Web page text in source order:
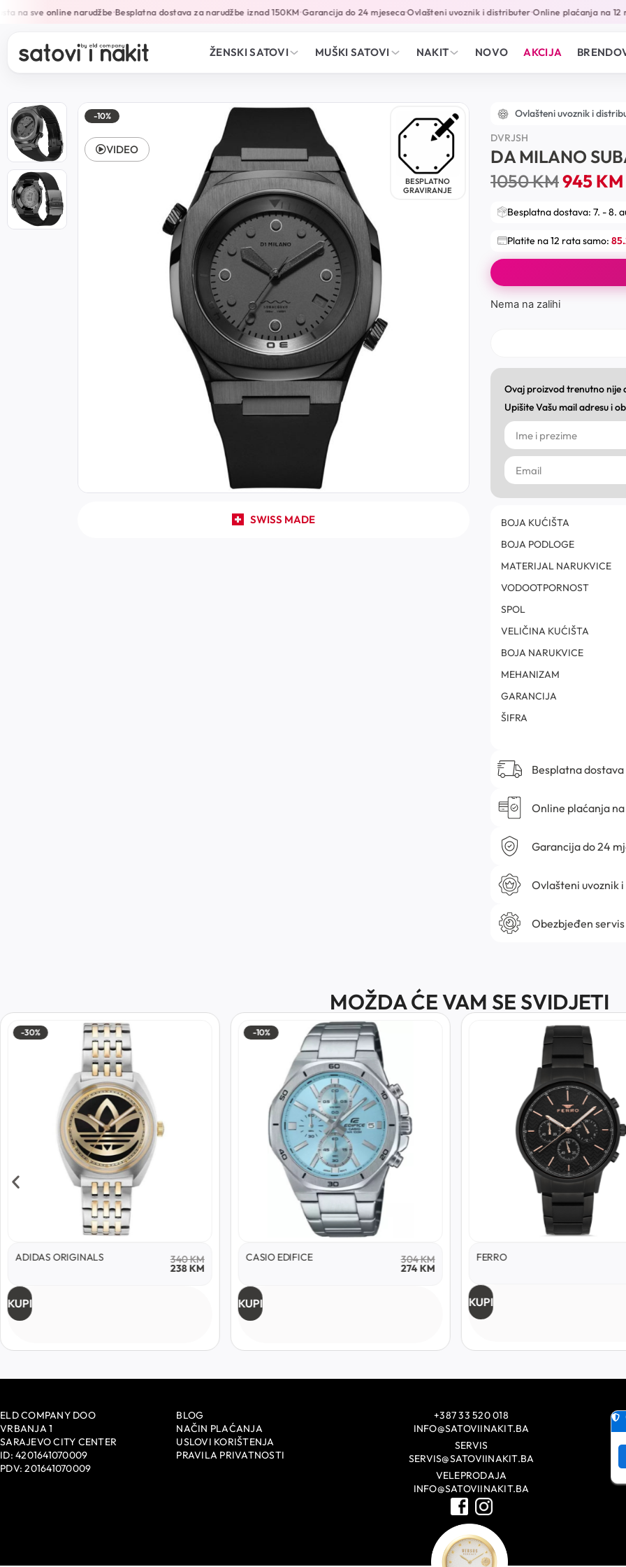
na sve online narudžbe•Besplatna dostava za narudžbe iznad 150KM•Garancija do 24 mjeseca•Ovlašteni uvoznik i distributer•Online plaćanja na 12
ŽENSKI SATOVI MUŠKI SATOVI NAKIT NOVO AKCIJA
-10%
BESPLATNO
GRAVIRANJE
SWISS MADE
VIDEO
Ovlašteni uvoznik i
DVRJSH
DA MILANO
1050KM945KM
Besplatna dostava: 7. - 8.
Platite na 12 rata samo:
Nema na zalihi
Ovaj proizvod trenutno nije
Upišite Vašu mail adresu i
BOJA KUĆIŠTA
BOJA PODLOGE
MATERIJAL NARUKVICE
VODOOTPORNOST
SPOL
VELIČINA KUĆIŠTA
BOJA NARUKVICE
MEHANIZAM
GARANCIJA
ŠIFRA
Besplatna
Online plaćanja na
Garancija do 24
Ovlašteni uvoznik
Obezbjeđen servis
MOŽDA ĆE VAM SE SVIDJETI
-30%
ADIDAS ORIGINALS 340KM
238KM
KUPI
-10%
CASIO EDIFICE 304KM
274KM
KUPI
FERRO
KUPI
ELD COMPANY DOO
VRBANJA 1
SARAJEVO CITY CENTER
ID: 4201641070009
PDV: 201641070009
BLOG
NAČIN PLAĆANJA
USLOVI KORIŠTENJA
PRAVILA PRIVATNOSTI
+387 33 520 018
INFO@SATOVIINAKIT.BA
SERVIS
SERVIS@SATOVIINAKIT.BA
VELEPRODAJA
INFO@SATOVIINAKIT.BA